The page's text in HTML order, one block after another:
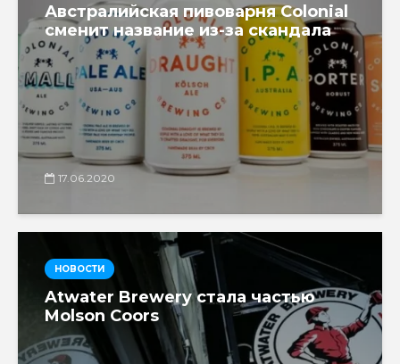
Австралийская пивоварня Colonial
сменит название из-за скандала
17.06.2020
НОВОСТИ
Atwater Brewery стала частью
Molson Coors